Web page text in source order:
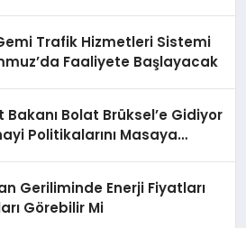
Trafik Hizmetleri Sistemi
Faaliyete Başlayacak
Bakanı Bolat Brüksel’e Gidiyor
Politikalarını Masaya
Geriliminde Enerji Fiyatları
Görebilir Mi